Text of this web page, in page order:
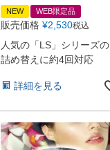
NEW WEB限定品
販売価格 ¥2,530税込
人気の「LS」シリーズの
詰め替えに約4回対応
詳細を見る